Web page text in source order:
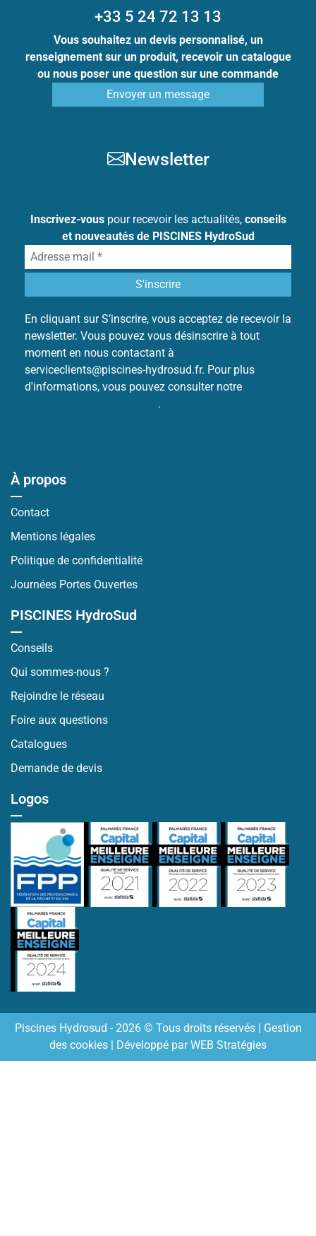
+33 5 24 72 13 13
Vous souhaitez un devis personnalisé, un
renseignement sur un produit, recevoir un catalogue
ou nous poser une question sur une commande
Envoyer un message
Newsletter
Inscrivez-vouspour recevoir les actualités, conseils
et nouveautés de PISCINES HydroSud
En cliquant sur S’inscrire, vous acceptez de recevoir la
newsletter. Vous pouvez vous désinscrire à tout
moment en nous contactant à
serviceclients@piscines-hydrosud.fr. Pour plus
d'informations, vous pouvez consulter notre
.
À propos
Contact
Mentions légales
Politique de confidentialité
Journées Portes Ouvertes
PISCINES HydroSud
Conseils
Qui sommes-nous ?
Rejoindre le réseau
Foire aux questions
Catalogues
Demande de devis
Logos
Piscines Hydrosud - 2026 © Tous droits réservés | Gestion
des cookies | Développé parWEB Stratégies